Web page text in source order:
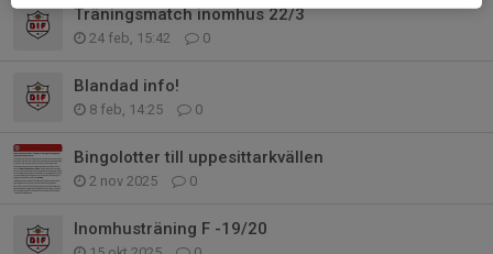
Träningsmatch inomhus 22/3
24 feb, 15:42 0
Blandad info!
8 feb, 14:25 0
Bingolotter till uppesittarkvällen
2 nov 2025 0
Inomhusträning F -19/20